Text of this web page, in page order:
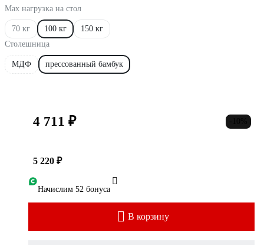
Max нагрузка на стол
70 кг 100 кг
150 кг
Столешница
МДФ прессованный бамбук
4 711 ₽
5 220 ₽
Начислим 52 бонуса
В корзину